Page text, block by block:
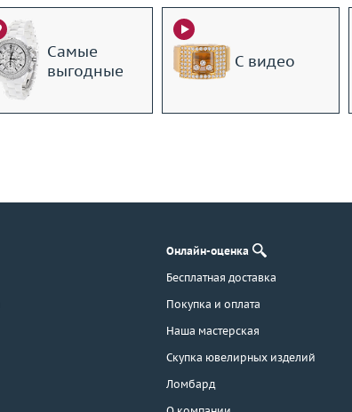
Самые
выгодные
С видео
Онлайн-оценка
Бесплатная доставка
Покупка и оплата
Наша мастерская
Скупка ювелирных изделий
Ломбард